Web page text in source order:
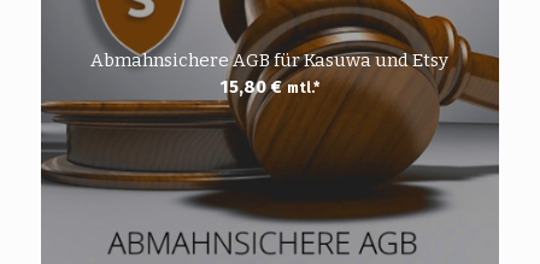
Abmahnsichere AGB für Kasuwa und Etsy
15,80€ mtl.*